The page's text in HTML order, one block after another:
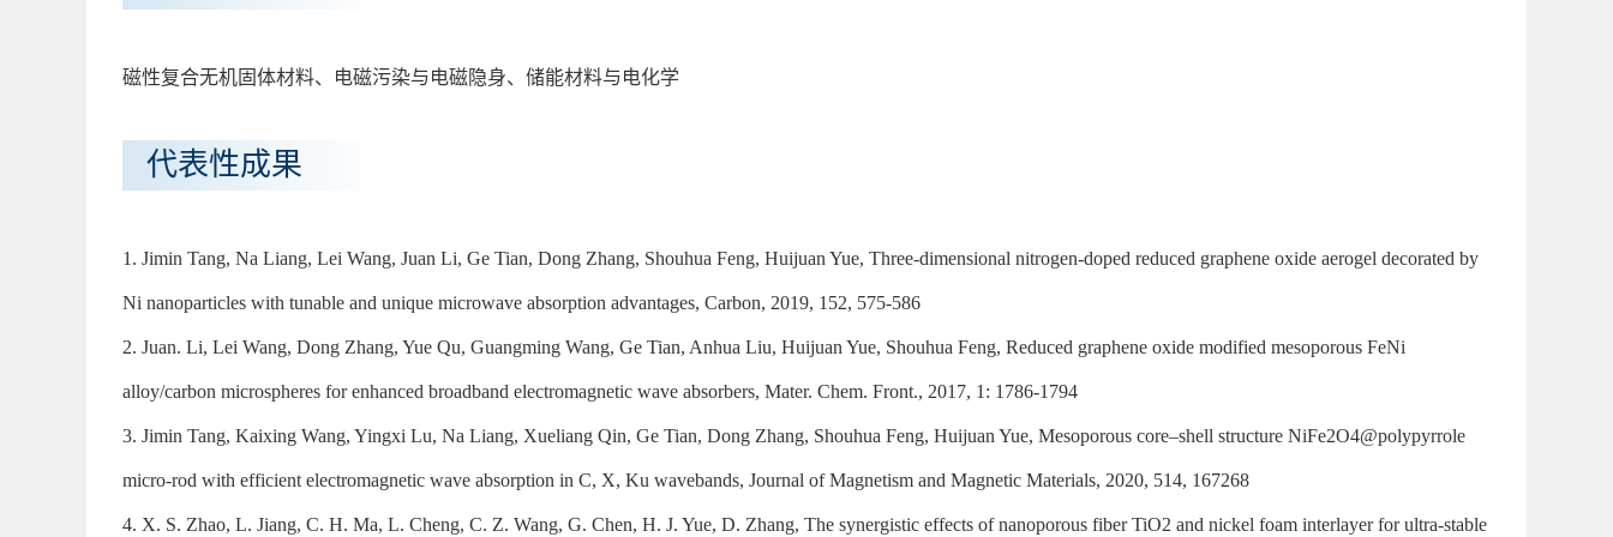
磁性复合无机固体材料、电磁污染与电磁隐身、储能材料与电化学
代表性成果
1. Jimin Tang, Na Liang, Lei Wang, Juan Li, Ge Tian, Dong Zhang, Shouhua Feng, Huijuan Yue, Three-dimensional nitrogen-doped reduced graphene oxide aerogel decorated by
Ni nanoparticles with tunable and unique microwave absorption advantages, Carbon, 2019, 152, 575-586
2. Juan. Li, Lei Wang, Dong Zhang, Yue Qu, Guangming Wang, Ge Tian, Anhua Liu, Huijuan Yue, Shouhua Feng, Reduced graphene oxide modified mesoporous FeNi
alloy/carbon microspheres for enhanced broadband electromagnetic wave absorbers, Mater. Chem. Front., 2017, 1: 1786-1794
3. Jimin Tang, Kaixing Wang, Yingxi Lu, Na Liang, Xueliang Qin, Ge Tian, Dong Zhang, Shouhua Feng, Huijuan Yue, Mesoporous core–shell structure NiFe2O4@polypyrrole
micro-rod with efficient electromagnetic wave absorption in C, X, Ku wavebands, Journal of Magnetism and Magnetic Materials, 2020, 514, 167268
4. X. S. Zhao, L. Jiang, C. H. Ma, L. Cheng, C. Z. Wang, G. Chen, H. J. Yue, D. Zhang, The synergistic effects of nanoporous fiber TiO2 and nickel foam interlayer for ultra-stable